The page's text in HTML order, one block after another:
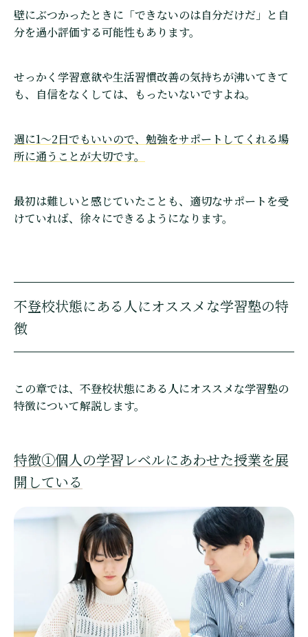
壁にぶつかったときに「できないのは自分だけだ」と自
分を過小評価する可能性もあります。
せっかく学習意欲や生活習慣改善の気持ちが沸いてきて
も、自信をなくしては、もったいないですよね。
週に1〜2日でもいいので、勉強をサポートしてくれる場
所に通うことが大切です。
最初は難しいと感じていたことも、適切なサポートを受
けていれば、徐々にできるようになります。
不登校状態にある人にオススメな学習塾の特
徴
この章では、不登校状態にある人にオススメな学習塾の
特徴について解説します。
特徴①個人の学習レベルにあわせた授業を展
開している